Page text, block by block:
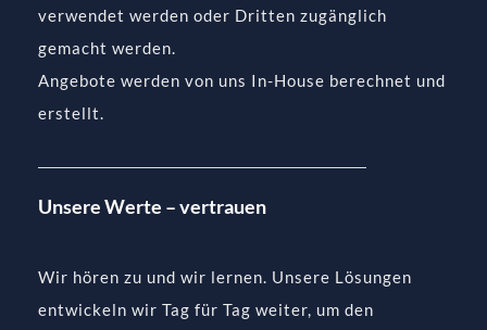
verwendet werden oder Dritten zugänglich
gemacht werden.
Angebote werden von uns In-House berechnet und
erstellt.
Unsere Werte – vertrauen
Wir hören zu und wir lernen. Unsere Lösungen
entwickeln wir Tag für Tag weiter, um den